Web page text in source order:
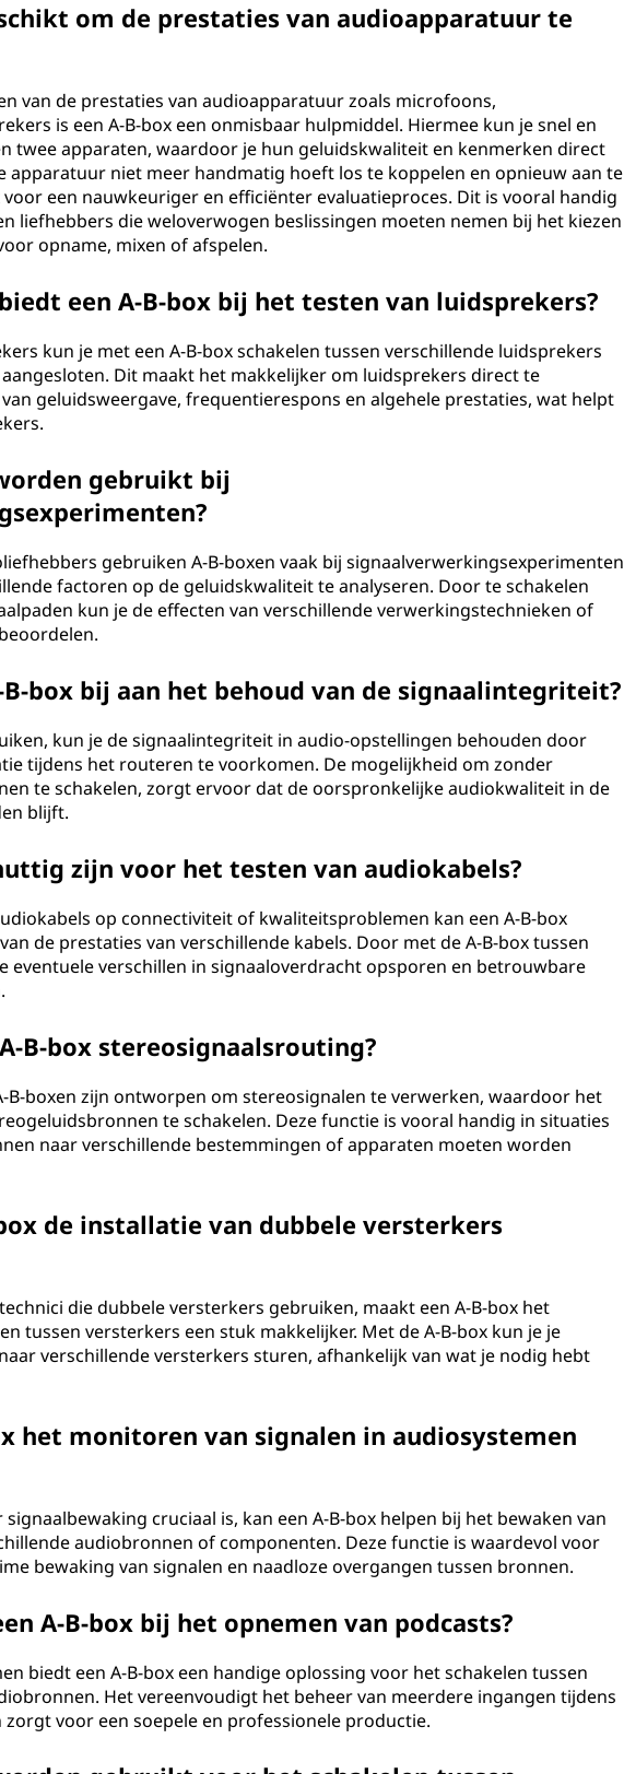
om de prestaties van audioapparatuur te
van de prestaties van audioapparatuur zoals microfoons,
is een A-B-box een onmisbaar hulpmiddel. Hiermee kun je snel en
twee apparaten, waardoor je hun geluidskwaliteit en kenmerken direct
apparatuur niet meer handmatig hoeft los te koppelen en opnieuw aan te
een nauwkeuriger en efficiënter evaluatieproces. Dit is vooral handig
liefhebbers die weloverwogen beslissingen moeten nemen bij het kiezen
opname, mixen of afspelen.
een A-B-box bij het testen van luidsprekers?
kun je met een A-B-box schakelen tussen verschillende luidsprekers
Dit maakt het makkelijker om luidsprekers direct te
geluidsweergave, frequentierespons en algehele prestaties, wat helpt
gebruikt bij
gebruiken A-B-boxen vaak bij signaalverwerkingsexperimenten
factoren op de geluidskwaliteit te analyseren. Door te schakelen
kun je de effecten van verschillende verwerkingstechnieken of
B-box bij aan het behoud van de signaalintegriteit?
kun je de signaalintegriteit in audio-opstellingen behouden door
tijdens het routeren te voorkomen. De mogelijkheid om zonder
te schakelen, zorgt ervoor dat de oorspronkelijke audiokwaliteit in de
blijft.
zijn voor het testen van audiokabels?
op connectiviteit of kwaliteitsproblemen kan een A-B-box
de prestaties van verschillende kabels. Door met de A-B-box tussen
eventuele verschillen in signaaloverdracht opsporen en betrouwbare
B-box stereosignaalsrouting?
B-boxen zijn ontworpen om stereosignalen te verwerken, waardoor het
te schakelen. Deze functie is vooral handig in situaties
naar verschillende bestemmingen of apparaten moeten worden
de installatie van dubbele versterkers
die dubbele versterkers gebruiken, maakt een A-B-box het
tussen versterkers een stuk makkelijker. Met de A-B-box kun je je
verschillende versterkers sturen, afhankelijk van wat je nodig hebt
het monitoren van signalen in audiosystemen
signaalbewaking cruciaal is, kan een A-B-box helpen bij het bewaken van
audiobronnen of componenten. Deze functie is waardevol voor
bewaking van signalen en naadloze overgangen tussen bronnen.
A-B-box bij het opnemen van podcasts?
biedt een A-B-box een handige oplossing voor het schakelen tussen
Het vereenvoudigt het beheer van meerdere ingangen tijdens
voor een soepele en professionele productie.